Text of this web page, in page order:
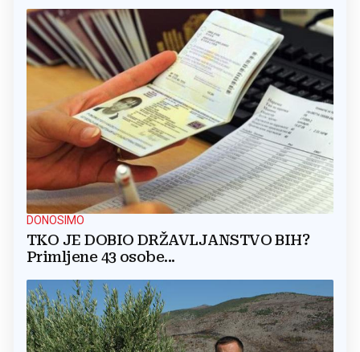
DONOSIMO
TKO JE DOBIO DRŽAVLJANSTVO BIH?
Primljene 43 osobe...